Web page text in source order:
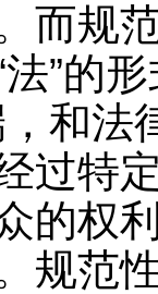
而规
”的
，和法
过特
的权
规范